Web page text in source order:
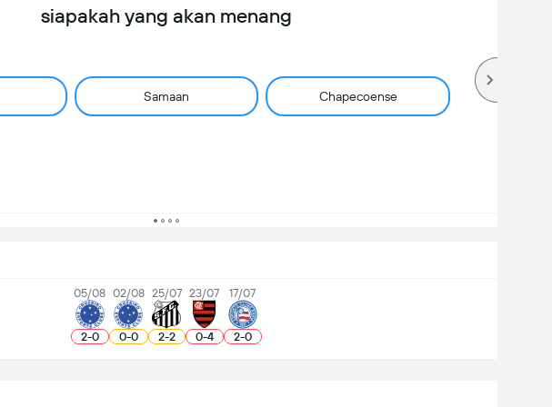
siapakah yang akan menang
Samaan Chapecoense
05/08
2-0
02/08
0-0
25/07
2-2
23/07
0-4
17/07
2-0